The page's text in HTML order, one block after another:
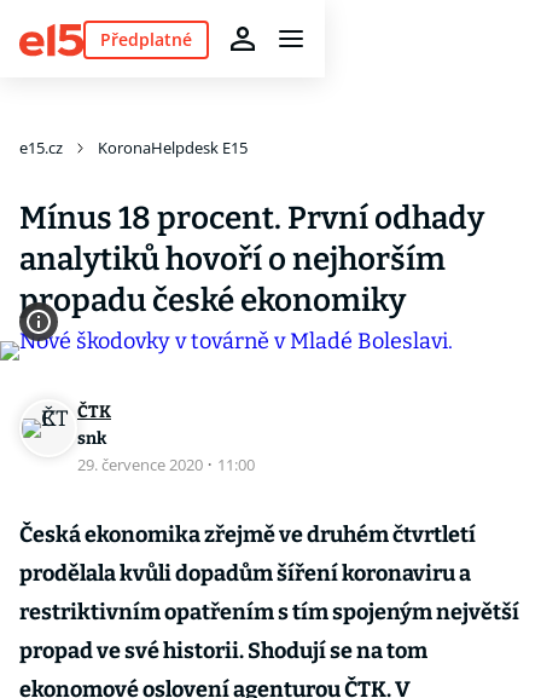
Předplatné
e15.cz KoronaHelpdesk E15
Mínus 18 procent. První odhady
analytiků hovoří o nejhorším
propadu české ekonomiky
ČTK
snk
29. července 2020 · 11:00
Česká ekonomika zřejmě ve druhém čtvrtletí
prodělala kvůli dopadům šíření koronaviru a
restriktivním opatřením s tím spojeným největší
propad ve své historii. Shodují se na tom
ekonomové oslovení agenturou ČTK. V